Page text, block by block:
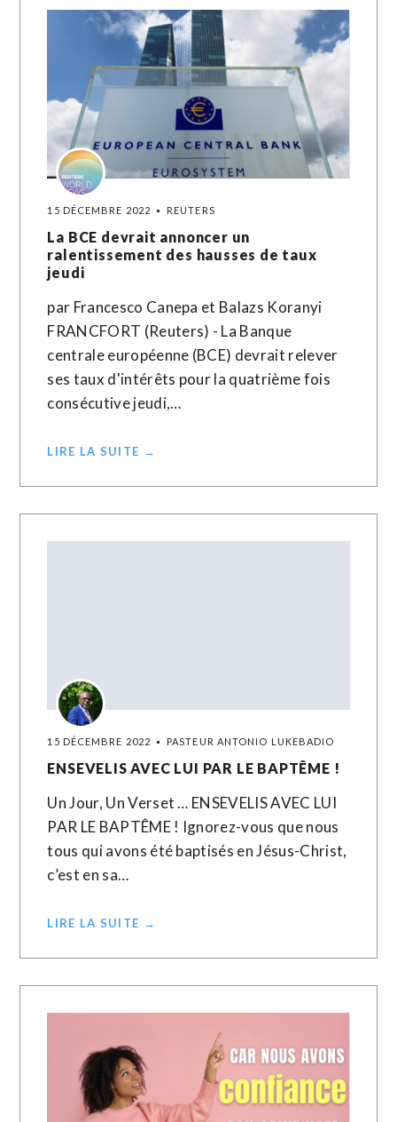
15 DÉCEMBRE 2022 REUTERS
La BCE devrait annoncer un
ralentissement des hausses de taux
jeudi
par Francesco Canepa et Balazs Koranyi
FRANCFORT (Reuters) - La Banque
centrale européenne (BCE) devrait relever
ses taux d'intérêts pour la quatrième fois
consécutive jeudi,…
LIRE LA SUITE →
15 DÉCEMBRE 2022 PASTEUR ANTONIO LUKEBADIO
ENSEVELIS AVEC LUI PAR LE BAPTÊME !
Un Jour, Un Verset … ENSEVELIS AVEC LUI
PAR LE BAPTÊME ! Ignorez-vous que nous
tous qui avons été baptisés en Jésus-Christ,
c’est en sa…
LIRE LA SUITE →